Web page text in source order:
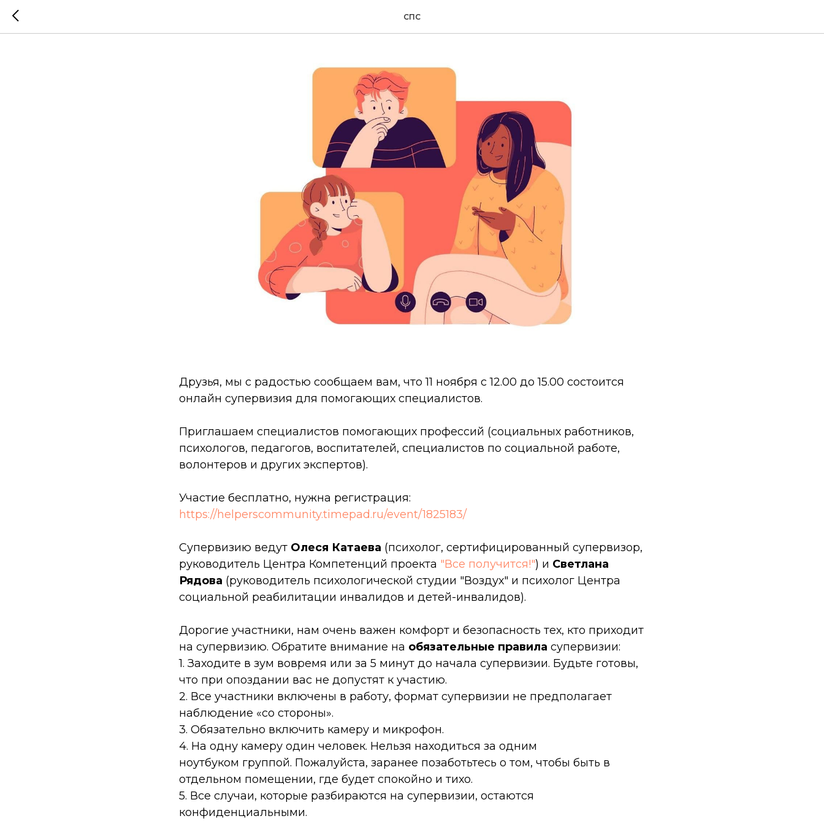
СПС
Онлайн супервизия
Друзья, мы с радостью сообщаем вам, что 11 ноября с 12.00 до 15.00 состоится
онлайн супервизия для помогающих специалистов.
Приглашаем специалистов помогающих профессий (социальных работников,
психологов, педагогов, воспитателей, специалистов по социальной работе,
волонтеров и других экспертов).
Участие бесплатно, нужна регистрация:
https://helperscommunity.timepad.ru/event/1825183/
Супервизию ведут Олеся Катаева (психолог, сертифицированный супервизор,
руководитель Центра Компетенций проекта "Все получится!") и Светлана
Рядова (руководитель психологической студии "Воздух" и психолог Центра
социальной реабилитации инвалидов и детей-инвалидов).
Дорогие участники, нам очень важен комфорт и безопасность тех, кто приходит
на супервизию. Обратите внимание на обязательные правила супервизии:
1. Заходите в зум вовремя или за 5 минут до начала супервизии. Будьте готовы,
что при опоздании вас не допустят к участию.
2. Все участники включены в работу, формат супервизии не предполагает
наблюдение «со стороны».
3. Обязательно включить камеру и микрофон.
4. На одну камеру один человек. Нельзя находиться за одним
ноутбуком группой. Пожалуйста, заранее позаботьтесь о том, чтобы быть в
отдельном помещении, где будет спокойно и тихо.
5. Все случаи, которые разбираются на супервизии, остаются
конфиденциальными.